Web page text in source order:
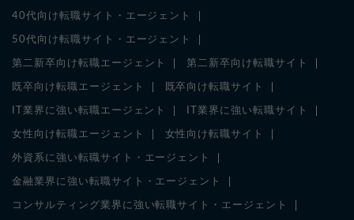
40代向け転職サイト・エージェント
50代向け転職サイト・エージェント
第二新卒向け転職エージェント 第二新卒向け転職サイト
既卒向け転職エージェント 既卒向け転職サイト
IT業界に強い転職エージェント IT業界に強い転職サイト
女性向け転職エージェント 女性向け転職サイト
外資系に強い転職サイト・エージェント
金融業界に強い転職サイト・エージェント
コンサルティング業界に強い転職サイト・エージェント